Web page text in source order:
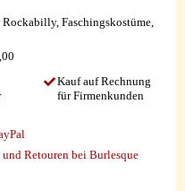
Faschingskostüme,
Kauf auf Rechnung
für Firmenkunden
Retouren bei Burlesque